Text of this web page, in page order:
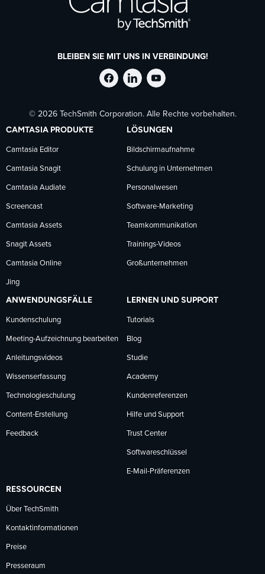
BLEIBEN SIE MIT UNS IN VERBINDUNG!
TechSmith
auf
Facebook
folgen
TechSmith
auf
LinkedIn
folgen
TechSmith
auf
YouTube
© 2026 TechSmith Corporation. Alle Rechte vorbehalten.
CAMTASIA PRODUKTE
Camtasia Editor
Camtasia Snagit
Camtasia Audiate
Screencast
Camtasia Assets
Snagit Assets
Camtasia Online
Jing
LÖSUNGEN
Bildschirmaufnahme
Schulung in Unternehmen
Personalwesen
Software-Marketing
Teamkommunikation
Trainings-Videos
Großunternehmen
ANWENDUNGSFÄLLE
Kundenschulung
Meeting-Aufzeichnung bearbeiten
Anleitungsvideos
Wissenserfassung
Technologieschulung
Content-Erstellung
Feedback
LERNEN UND SUPPORT
Tutorials
Blog
Studie
Academy
Kundenreferenzen
Hilfe und Support
Trust Center
Softwareschlüssel
E-Mail-Präferenzen
RESSOURCEN
Über TechSmith
Kontaktinformationen
Preise
Presseraum